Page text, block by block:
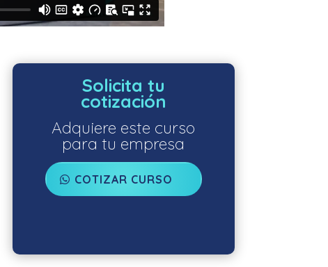
Solicita tu
cotización
Adquiere este curso
para tu empresa
COTIZAR CURSO